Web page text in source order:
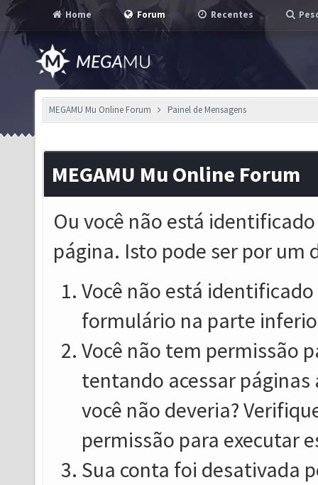
Home Forum Recentes
MEGAMU Mu Online Forum Painel de Mensagens
MEGAMU Mu Online Forum
Ou você não está
página. Isto pode ser por um
Você não está
formulário na parte
Você não tem permissão
tentando acessar
você não deveria?
permissão para executar
Sua conta foi desativada